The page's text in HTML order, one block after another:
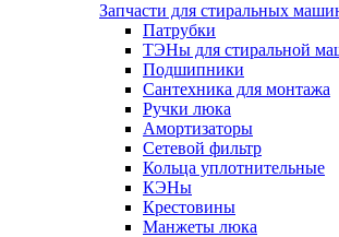
Запчасти для стиральных
Патрубки
ТЭНы для стиральной
Подшипники
Сантехника для монтажа
Ручки люка
Амортизаторы
Сетевой фильтр
Кольца уплотнительные
КЭНы
Крестовины
Манжеты люка